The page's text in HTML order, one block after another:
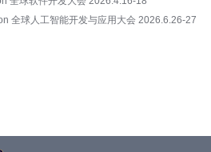
全球人工智能开发与应用大会 2026.6.26-27